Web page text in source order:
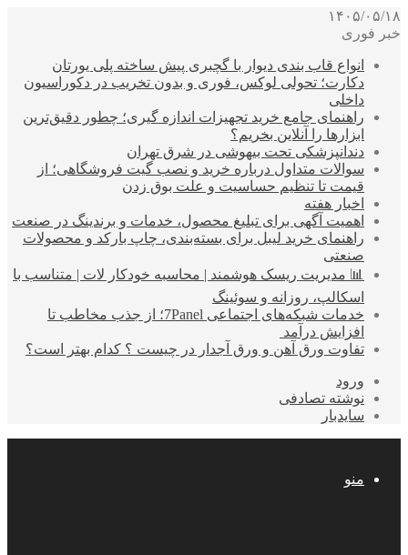
۱۴۰۵/۰۵/۱۸
خبر فوری
انواع قاب بندی دیوار با گچبری پیش ساخته پلی یورتان
دکارت؛ تحولی لوکس، فوری و بدون تخریب در دکوراسیون
داخلی
راهنمای جامع خرید تجهیزات اندازه گیری؛ چطور دقیق‌ترین
ابزارها را آنلاین بخریم؟
دندانپزشکی تحت بیهوشی در شرق تهران
سوالات متداول درباره خرید و نصب گیت فروشگاهی؛ از
قیمت تا تنظیم حساسیت و علت بوق زدن
اخبار هفته
اهمیت آگهی برای تبلیغ محصول، خدمات و برندینگ در صنعت
راهنمای خرید لیبل برای بسته‌بندی، چاپ بارکد و محصولات
صنعتی
📊 مدیریت ریسک هوشمند | محاسبه خودکار لات | متناسب با
اسکالپ، روزانه و سوئینگ
خدمات شبکه‌های اجتماعی 7Panel؛ از جذب مخاطب تا
افزایش درآمد
تفاوت ورق آهن و ورق آجدار در چیست ؟ کدام بهتر است؟
ورود
نوشته تصادفی
سایدبار
منو